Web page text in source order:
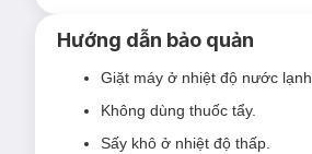
Hướng dẫn bảo quản
Giặt máy ở nhiệt độ nước lạnh.
Không dùng thuốc tẩy.
Sấy khô ở nhiệt độ thấp.